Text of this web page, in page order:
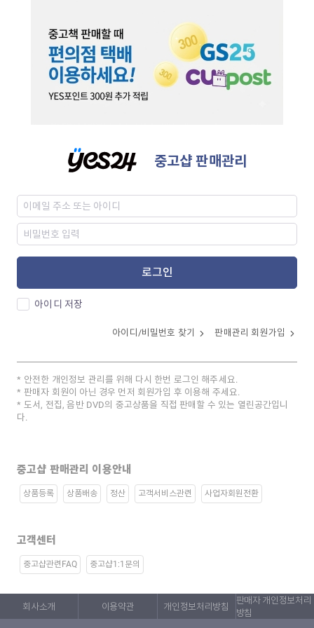
중고샵 판매관리
로그인
아이디 저장
아이디/비밀번호 찾기 판매관리 회원가입
안전한 개인정보 관리를 위해 다시 한번 로그인 해주세요.
판매자 회원이 아닌 경우 먼저 회원가입 후 이용해 주세요.
도서, 전집, 음반 DVD의 중고상품을 직접 판매할 수 있는 열린공간입니
다.
중고샵 판매관리 이용안내
상품등록 상품배송 정산 고객서비스관련 사업자회원전환
고객센터
중고샵관련FAQ 중고샵1:1문의
회사소개 이용약관 개인정보처리방침
판매자 개인정보처리
방침